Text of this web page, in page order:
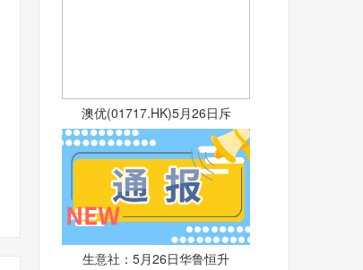
澳优(01717.HK)5月26日斥
生意社：5月26日华鲁恒升